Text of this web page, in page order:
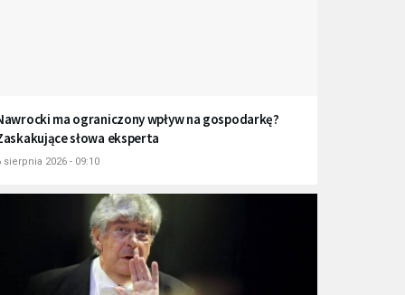
ma ograniczony wpływ na gospodarkę?
słowa eksperta
sierpnia 2026 - 09:10